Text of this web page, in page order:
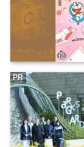
PR